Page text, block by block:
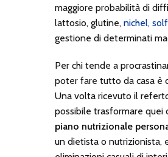
maggiore probabilità di
lattosio, glutine, nichel,
gestione di determinati
Per chi tende a
poter fare tutto da casa è
Una volta ricevuto il
possibile trasformare quei
piano nutrizionale
un dietista o nutrizionista,